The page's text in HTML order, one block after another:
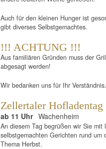
Auch für den kleinen Hunger ist
gibt diverses Selbstgemachtes.
!!! ACHTUNG !!!
Aus familiären Gründen muss der
abgesagt werden!
Wir bedanken uns für Ihr Verständnis.
Zellertaler Hofladentag
ab 11 Uhr Wachenheim
An diesem Tag begrüßen wir Sie mit
selbstgemachten Gerichten rund um
Thema Herbst.